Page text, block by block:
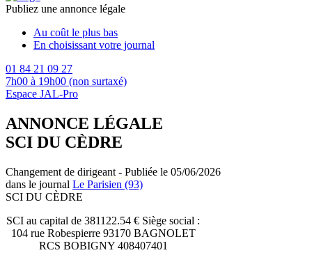
Publiez une annonce légale
Au coût le plus bas
En choisissant votre journal
01 84 21 09 27
7h00 à 19h00 (non surtaxé)
Espace JAL-Pro
ANNONCE LÉGALE
SCI DU CÈDRE
Changement de dirigeant - Publiée le 05/06/2026
dans le journal Le Parisien (93)
SCI DU CÈDRE
SCI au capital de 381122.54 € Siège social :
104 rue Robespierre 93170 BAGNOLET
RCS BOBIGNY 408407401